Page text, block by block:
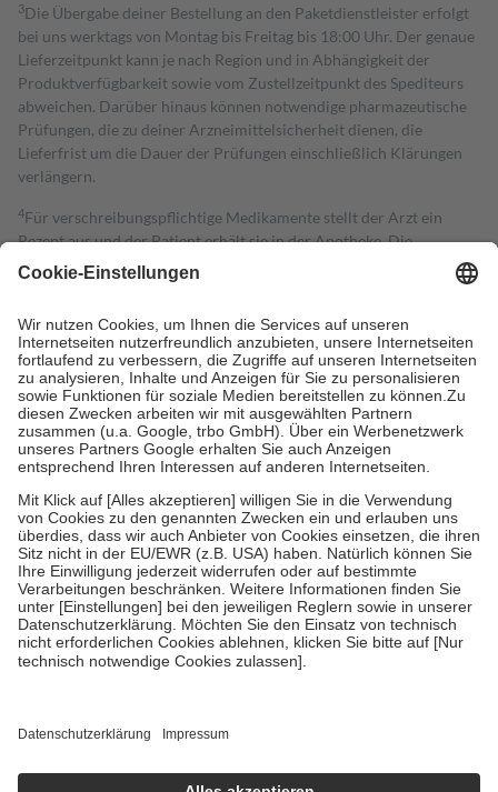
3Die Übergabe deiner Bestellung an den Paketdienstleister erfolgt
bei uns werktags von Montag bis Freitag bis 18:00 Uhr. Der genaue
Lieferzeitpunkt kann je nach Region und in Abhängigkeit der
Produktverfügbarkeit sowie vom Zustellzeitpunkt des Spediteurs
abweichen. Darüber hinaus können notwendige pharmazeutische
Prüfungen, die zu deiner Arzneimittelsicherheit dienen, die
Lieferfrist um die Dauer der Prüfungen einschließlich Klärungen
verlängern.
4Für verschreibungspflichtige Medikamente stellt der Arzt ein
Rezept aus und der Patient erhält sie in der Apotheke. Die
gesetzliche Krankenversicherung übernimmt in der Regel die
Kosten dafür, der Versicherte trägt einen Teil davon als Zuzahlung
Grundsätzlich leisten Mitglieder Zuzahlungen in Höhe von zehn
Prozent des Abgabepreises,mindestens jedochfünf Euround
höchstens zehn Euro.Es sind jedoch nie mehr als die tatsächlichen
Kosten der Leistung zu entrichten.
Diese Regeln gelten grundsätzlich auch für Online-Apotheken.
Bei Heilmitteln und häuslicher Krankenpflege beträgt die
Zuzahlung zehn Prozent der Kosten sowie zehn Euro je
Verordnung.
Um das Engagement der Versicherten für ihre eigene Gesundheit zu
stärken und die besondere Stellung der Familie zu unterstützen,
fallenkeine Zuzahlungenan bei:
• Kindern und Jugendlichen bis zum vollendeten 18. Lebensjahr
mit Ausnahme der Fahrkosten
• Untersuchungen zur Vorsorge und Früherkennung, die von der
GKV getragen werden
Einholung von Bewertungen. Trusted Shops hat Maßnahmen